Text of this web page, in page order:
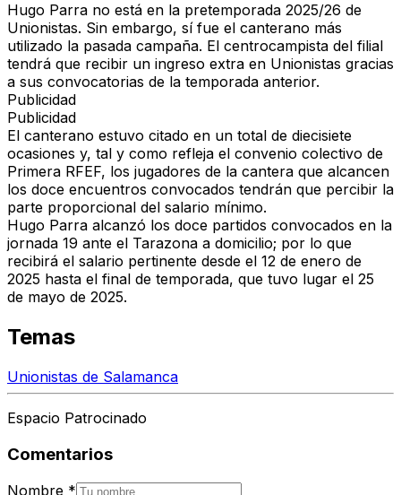
Hugo Parra no está en la pretemporada 2025/26 de
Unionistas. Sin embargo, sí fue el canterano más
utilizado la pasada campaña. El centrocampista del filial
tendrá que recibir un ingreso extra en Unionistas gracias
a sus convocatorias de la temporada anterior.
Publicidad
Publicidad
El canterano estuvo citado en un total de diecisiete
ocasiones y, tal y como refleja el convenio colectivo de
Primera RFEF, los jugadores de la cantera que alcancen
los doce encuentros convocados tendrán que percibir la
parte proporcional del salario mínimo.
Hugo Parra alcanzó los doce partidos convocados en la
jornada 19 ante el Tarazona a domicilio; por lo que
recibirá el salario pertinente desde el 12 de enero de
2025 hasta el final de temporada, que tuvo lugar el 25
de mayo de 2025.
Temas
Unionistas de Salamanca
Espacio Patrocinado
Comentarios
Nombre *